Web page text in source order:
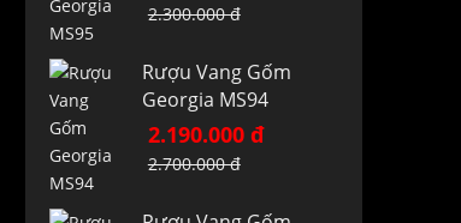
2.300.000 đ
Rượu Vang Gốm
Georgia MS94
2.190.000 đ
2.700.000 đ